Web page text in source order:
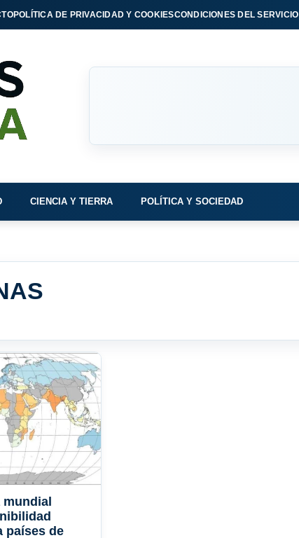
POLÍTICA DE PRIVACIDAD Y COOKIESCONDICIONES DEL SERVICIO
CIENCIA Y TIERRA POLÍTICA Y SOCIEDAD
países de